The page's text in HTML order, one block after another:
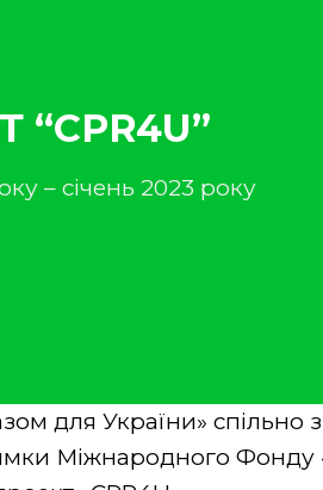
“CPR4U”
– січень 2023 року
для України» спільно
Міжнародного